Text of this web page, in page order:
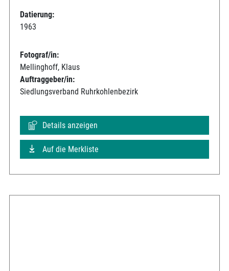
Datierung:
1963
Fotograf/in:
Mellinghoff, Klaus
Auftraggeber/in:
Siedlungsverband Ruhrkohlenbezirk
Details anzeigen
Auf die Merkliste